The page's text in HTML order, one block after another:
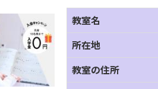
教室名
所在地
教室の住所